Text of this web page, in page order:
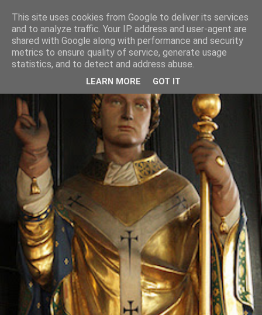
This site uses cookies from Google to deliver its services
and to analyze traffic. Your IP address and user-agent are
shared with Google along with performance and security
metrics to ensure quality of service, generate usage
statistics, and to detect and address abuse.
LEARN MORE GOT IT